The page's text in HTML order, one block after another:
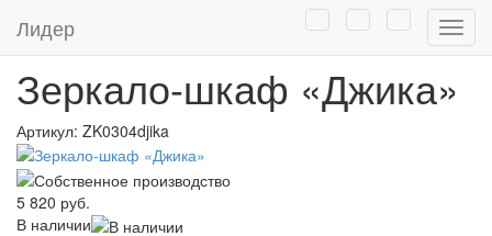
Лидер
Мебель для ванных комнат /
Зеркало к мебели для ванной комнаты
Зеркало-шкаф «Джика»
Артикул: ZK0304djika
5 820 руб.
В наличии